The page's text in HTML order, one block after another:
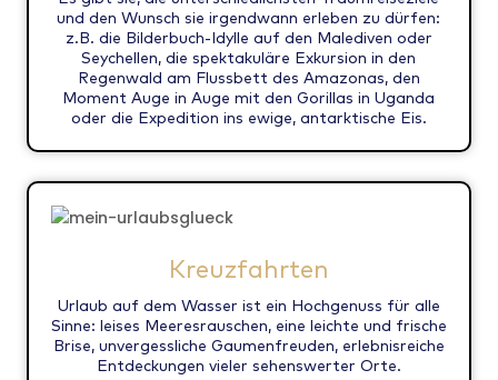
und den Wunsch sie irgendwann erleben zu dürfen:
z.B. die Bilderbuch-Idylle auf den Malediven oder
Seychellen, die spektakuläre Exkursion in den
Regenwald am Flussbett des Amazonas, den
Moment Auge in Auge mit den Gorillas in Uganda
oder die Expedition ins ewige, antarktische Eis.
Kreuzfahrten
Urlaub auf dem Wasser ist ein Hochgenuss für alle
Sinne: leises Meeresrauschen, eine leichte und frische
Brise, unvergessliche Gaumenfreuden, erlebnisreiche
Entdeckungen vieler sehenswerter Orte.